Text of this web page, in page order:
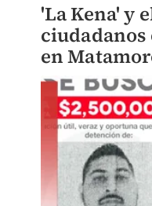
'La Kena' y
ciudadanos
en